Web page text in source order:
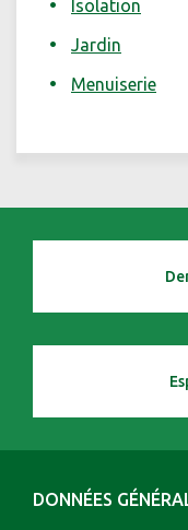
Isolation
Jardin
Menuiserie
DONNÉES